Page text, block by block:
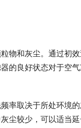
物和灰尘。通过初
的良好状态对于空
率取决于所处环境
尘较少，可以适当